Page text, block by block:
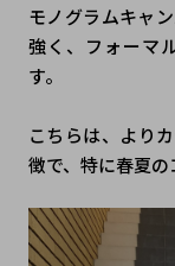
モノグラムキャ
強く、フォーマ
す。
こちらは、より
徴で、特に春夏の